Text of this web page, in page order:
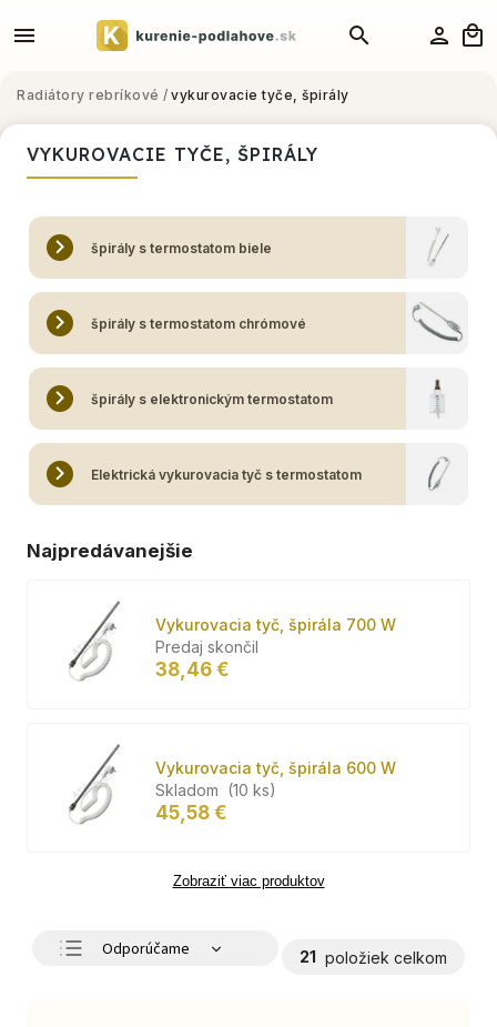
Radiátory rebríkové / vykurovacie tyče, špirály
VYKUROVACIE TYČE, ŠPIRÁLY
špirály s termostatom biele
špirály s termostatom chrómové
špirály s elektronickým termostatom
Elektrická vykurovacia tyč s termostatom
Najpredávanejšie
Vykurovacia tyč, špirála 700 W
Predaj skončil
38,46 €
Vykurovacia tyč, špirála 600 W
Skladom (10 ks)
45,58 €
Zobraziť viac produktov
Odporúčame
21 položiek celkom